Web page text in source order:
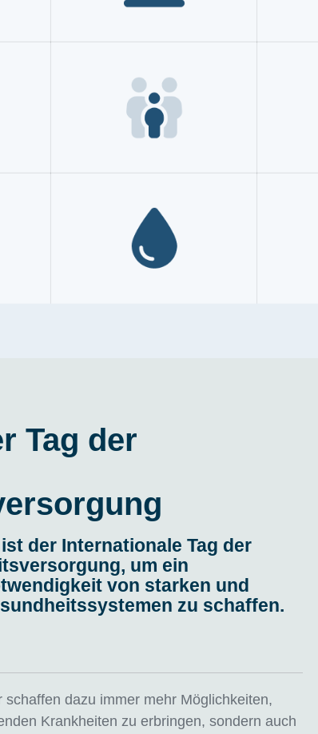
Tag der
der Internationale Tag der
um ein
von starken und
zu schaffen.
dazu immer mehr Möglichkeiten,
Krankheiten zu erbringen, sondern auch